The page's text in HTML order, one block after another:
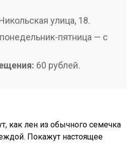
улица, 18.
понедельник-пятница — с
60 рублей.
как лен из обычного семечка
Покажут настоящее